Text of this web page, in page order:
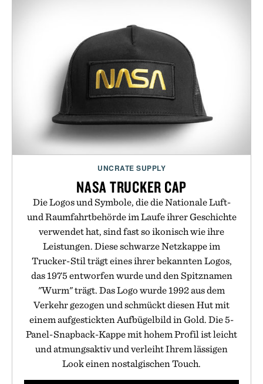
UNCRATE SUPPLY
NASA TRUCKER CAP
Die Logos und Symbole, die die Nationale Luft-
und Raumfahrtbehörde im Laufe ihrer Geschichte
verwendet hat, sind fast so ikonisch wie ihre
Leistungen. Diese schwarze Netzkappe im
Trucker-Stil trägt eines ihrer bekannten Logos,
das 1975 entworfen wurde und den Spitznamen
"Wurm" trägt. Das Logo wurde 1992 aus dem
Verkehr gezogen und schmückt diesen Hut mit
einem aufgestickten Aufbügelbild in Gold. Die 5-
Panel-Snapback-Kappe mit hohem Profil ist leicht
und atmungsaktiv und verleiht Ihrem lässigen
Look einen nostalgischen Touch.